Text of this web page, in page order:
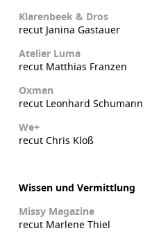
Klarenbeek & Dros
recut Janina Gastauer
Atelier Luma
recut Matthias Franzen
Oxman
recut Leonhard Schumann
We+
recut Chris Kloß
Wissen und Vermittlung
Missy Magazine
recut Marlene Thiel